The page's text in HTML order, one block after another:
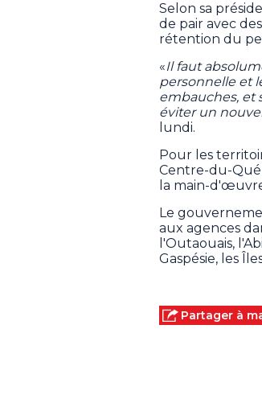
Selon sa
de pair avec
rétention du
«Il faut
personnelle et
embauches, et
éviter un
lundi.
Pour les
Centre-du-
la main-
Le
aux agences
l'Outaouais,
Gaspésie, les
Partager à